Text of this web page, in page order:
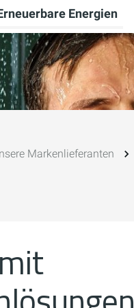
Energien
Markenlieferanten